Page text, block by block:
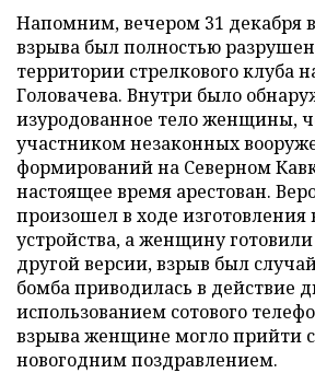
Напомним, вечером 31 декабря в
взрыва был полностью
территории стрелкового клуба
Головачева. Внутри было
изуродованное тело женщины,
участником незаконных
формирований на Северном
настоящее время арестован.
произошел в ходе изготовления
устройства, а женщину
другой версии, взрыв был
бомба приводилась в действие
использованием сотового
взрыва женщине могло прийти
новогодним поздравлением.